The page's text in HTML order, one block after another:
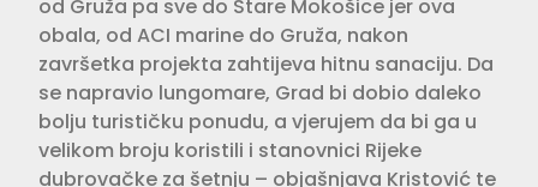
od Gruža pa sve do Stare Mokošice jer ova
obala, od ACI marine do Gruža, nakon
završetka projekta zahtijeva hitnu sanaciju. Da
se napravio lungomare, Grad bi dobio daleko
bolju turističku ponudu, a vjerujem da bi ga u
velikom broju koristili i stanovnici Rijeke
dubrovačke za šetnju – objašnjava Kristović te